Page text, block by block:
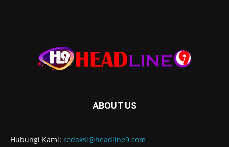
ABOUT US
Hubungi Kami: redaksi@headline9.com